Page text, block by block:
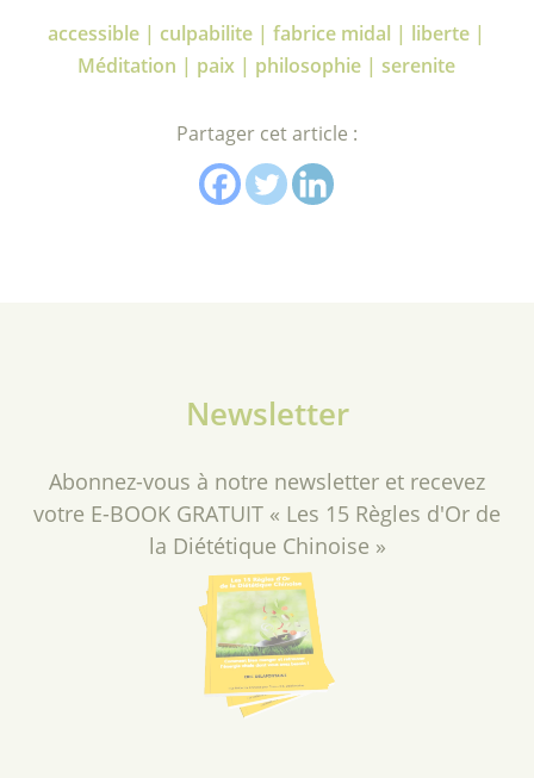
accessible | culpabilite | fabrice midal | liberte |
Méditation | paix | philosophie | serenite
Partager cet article :
Newsletter
Abonnez-vous à notre newsletter et recevez
votre E-BOOK GRATUIT « Les 15 Règles d'Or de
la Diététique Chinoise »